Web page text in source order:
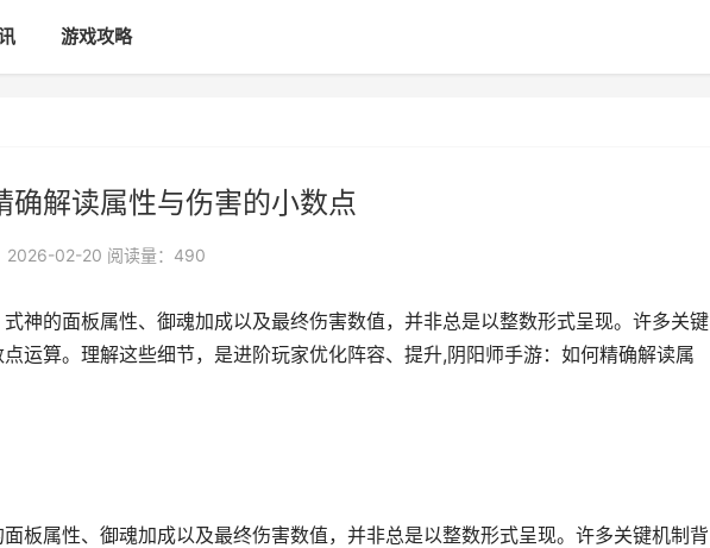
游戏攻略
确解读属性与伤害的小数点
2026-02-20 阅读量：490
神的面板属性、御魂加成以及最终伤害数值，并非总是以整数形式呈现。许多关键
运算。理解这些细节，是进阶玩家优化阵容、提升,阴阳师手游：如何精确解读属
板属性、御魂加成以及最终伤害数值，并非总是以整数形式呈现。许多关键机制背